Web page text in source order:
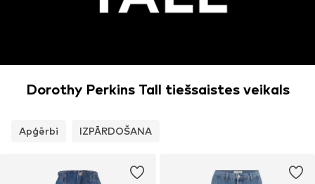
Dorothy Perkins Tall tiešsaistes veikals
Apģērbi IZPĀRDOŠANA